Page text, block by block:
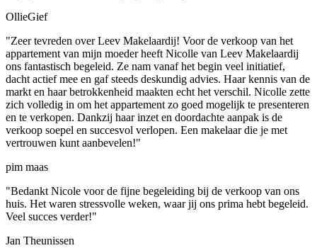
OllieGief
"Zeer tevreden over Leev Makelaardij! Voor de verkoop van het
appartement van mijn moeder heeft Nicolle van Leev Makelaardij
ons fantastisch begeleid. Ze nam vanaf het begin veel initiatief,
dacht actief mee en gaf steeds deskundig advies. Haar kennis van de
markt en haar betrokkenheid maakten echt het verschil. Nicolle zette
zich volledig in om het appartement zo goed mogelijk te presenteren
en te verkopen. Dankzij haar inzet en doordachte aanpak is de
verkoop soepel en succesvol verlopen. Een makelaar die je met
vertrouwen kunt aanbevelen!"
pim maas
"Bedankt Nicole voor de fijne begeleiding bij de verkoop van ons
huis. Het waren stressvolle weken, waar jij ons prima hebt begeleid.
Veel succes verder!"
Jan Theunissen